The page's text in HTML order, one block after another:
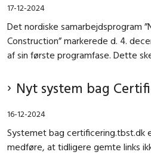
17-12-2024
Det nordiske samarbejdsprogram
Construction” markerede d. 4.
af sin første programfase. Dette
Nyt system bag
16-12-2024
Systemet bag certificering.tbst.dk
medføre, at tidligere gemte links